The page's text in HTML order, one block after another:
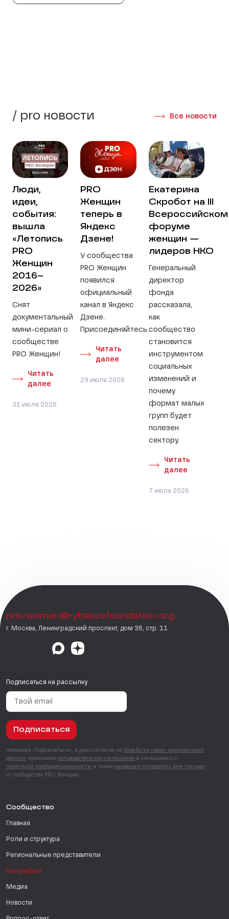
/ pro новости Все новости
Люди,
идеи,
события:
вышла
«Летопись
PRO
Женщин
2016–
2026»
Снят
документальный
мини-сериал о
сообществе
PRO Женщин!
Читать
далее
31 июля 2026
PRO
Женщин
теперь в
Яндекс
Дзене!
У сообщества
PRO Женщин
появился
официальный
канал в Яндекс
Дзене.
Присоединяйтесь.
Читать
далее
29 июля 2026
Екатерина
Скробот на III
Всероссийском
форуме
женщин —
лидеров НКО
Генеральный
директор
фонда
рассказала,
как
сообщество
становится
инструментом
социальных
изменений и
почему
формат малых
групп будет
полезен
сектору.
Читать
далее
7 июля 2026
pro-women@rybakovfoundation.org
г. Москва, Ленинградский проспект, дом 36, стр. 11
Подписаться на рассылку
Подписаться
Нажимая «Подписаться», я даю согласие на обработку своих персональных
данных , принимаю пользовательское соглашение и соглашаюсь с
политикой конфиденциальности , а также разрешаю отправлять мне письма
от сообщества PRO Женщин.
Сообщество
Главная
Роли и структура
Региональные представители
География
Медиа
Новости